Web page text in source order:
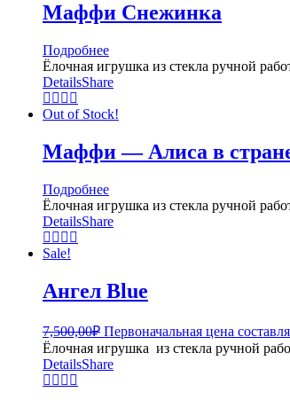
Маффи Снежинка
Подробнее
Ёлочная игрушка из стекла ручной
DetailsShare
Out of Stock!
Маффи — Алиса в стране
Подробнее
Ёлочная игрушка из стекла ручной
DetailsShare
Sale!
Ангел Blue
7,500,00₽ Первоначальная цена
Ёлочная игрушка из стекла ручной
DetailsShare